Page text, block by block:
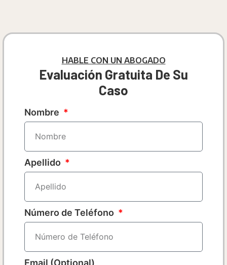
HABLE CON UN ABOGADO
Evaluación Gratuita De Su
Caso
Nombre
Apellido
Número de Teléfono
Email (Optional)